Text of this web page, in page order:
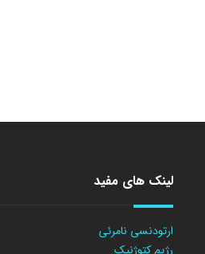
لینک های مفید
ارتودنسی نامرئی
رژیم کتوژنیک